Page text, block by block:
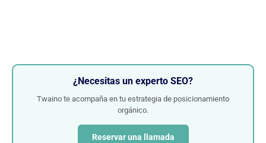
¿Necesitas un experto SEO?
Twaino te acompaña en tu estrategia de posicionamiento
orgánico.
Reservar una llamada